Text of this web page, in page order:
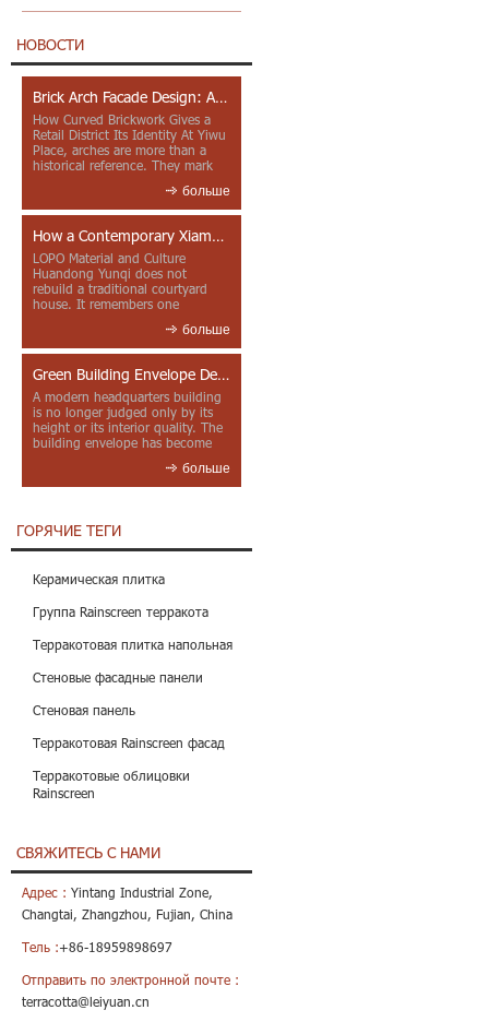
НОВОСТИ
Brick Arch Facade Design: A Closer Look at Yiwu Place
How Curved Brickwork Gives a
Retail District Its Identity At Yiwu
Place, arches are more than a
historical reference. They mark
больше
How a Contemporary Xiamen Project Reframes Minnan Red Brick
LOPO Material and Culture
Huandong Yunqi does not
rebuild a traditional courtyard
house. It remembers one
больше
Green Building Envelope Design: Clay Sunscreen Fins for Modern Headquarters Architecture
A modern headquarters building
is no longer judged only by its
height or its interior quality. The
building envelope has become
больше
ГОРЯЧИЕ ТЕГИ
Керамическая плитка
Группа Rainscreen терракота
Терракотовая плитка напольная
Стеновые фасадные панели
Стеновая панель
Терракотовая Rainscreen фасад
Терракотовые облицовки
Rainscreen
СВЯЖИТЕСЬ С НАМИ
Адрес : Yintang Industrial Zone,
Changtai, Zhangzhou, Fujian, China
Тель :+86-18959898697
Отправить по электронной почте :
terracotta@leiyuan.cn